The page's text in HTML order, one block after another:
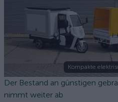
Kompakte
Der Bestand an günstigen
nimmt weiter ab